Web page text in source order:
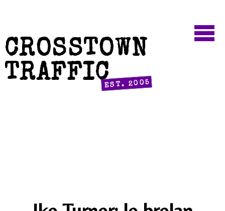
CROSSTOWN
TRAFFICEST. 2005